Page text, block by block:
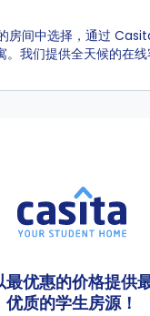
房间中选择，通过
。我们提供全天候的在线
最优惠的价格提供
优质的学生房源！